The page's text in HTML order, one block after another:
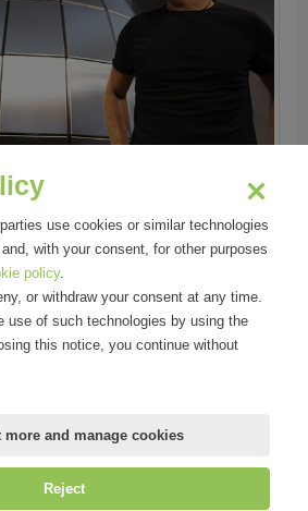
use cookies or similar technologies
with your consent, for other purposes
policy.
or withdraw your consent at any time.
use of such technologies by using the
this notice, you continue without
more and manage cookies
Reject